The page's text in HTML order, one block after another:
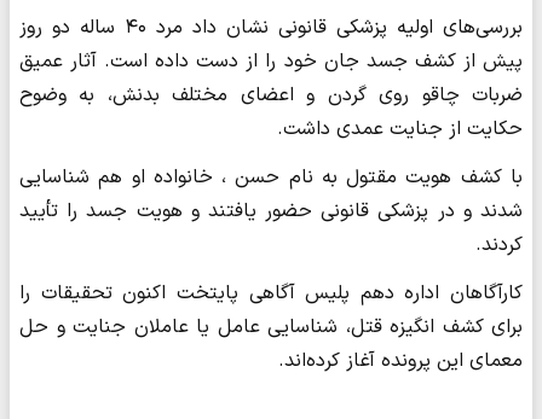
بررسی‌های اولیه پزشکی قانونی نشان داد مرد ۴۰ ساله دو روز
پیش از کشف جسد جان خود را از دست داده است. آثار عمیق
ضربات چاقو روی گردن و اعضای مختلف بدنش، به وضوح
حکایت از جنایت عمدی داشت.
با کشف هویت مقتول به نام حسن ، خانواده او هم شناسایی
شدند و در پزشکی قانونی حضور یافتند و هویت جسد را تأیید
کردند.
کارآگاهان اداره دهم پلیس آگاهی پایتخت اکنون تحقیقات را
برای کشف انگیزه قتل، شناسایی عامل یا عاملان جنایت و حل
معمای این پرونده آغاز کرده‌اند.